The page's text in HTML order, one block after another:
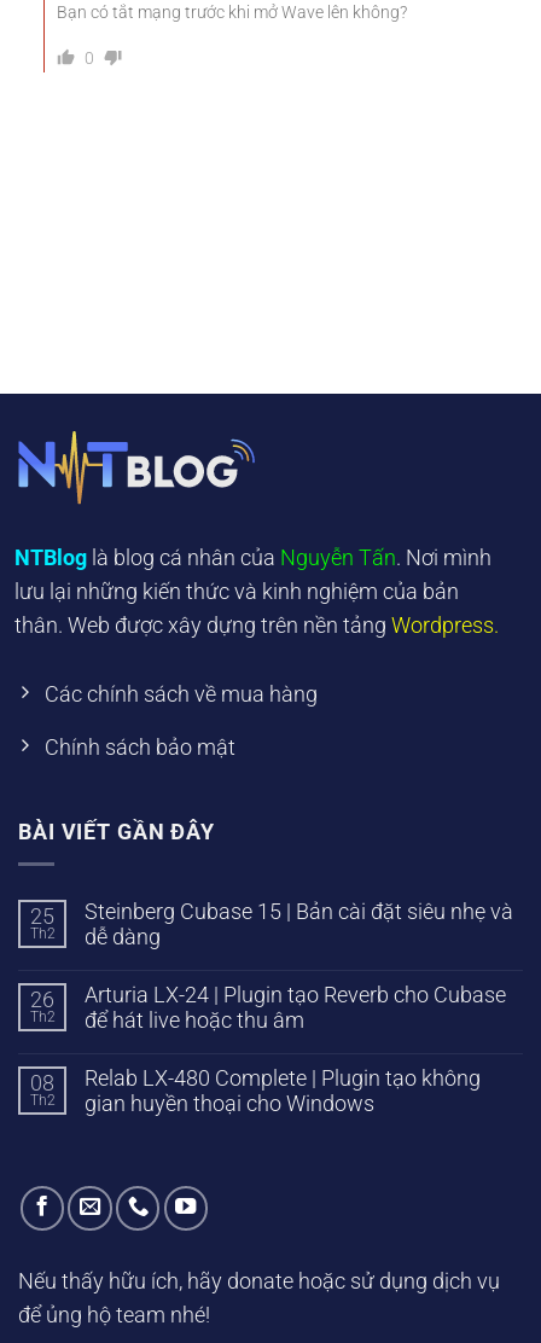
Bạn có tắt mạng trước khi mở Wave lên không?
0
NTBlog là blog cá nhân của Nguyễn Tấn. Nơi mình
lưu lại những kiến thức và kinh nghiệm của bản
thân. Web được xây dựng trên nền tảng Wordpress.
Các chính sách về mua hàng
Chính sách bảo mật
BÀI VIẾT GẦN ĐÂY
25
Th2
Steinberg Cubase 15 | Bản cài đặt siêu nhẹ và
dễ dàng
26
Th2
Arturia LX-24 | Plugin tạo Reverb cho Cubase
để hát live hoặc thu âm
08
Th2
Relab LX-480 Complete | Plugin tạo không
gian huyền thoại cho Windows
Nếu thấy hữu ích, hãy donate hoặc sử dụng dịch vụ
để ủng hộ team nhé!